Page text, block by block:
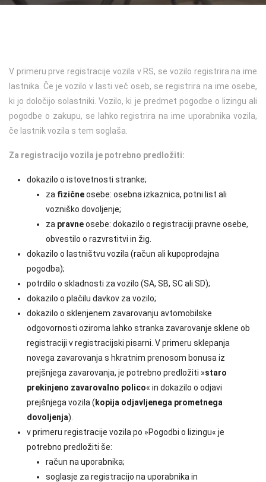
Kabrioleti in roadsterji
Električna vozila
Lahka dostavna vozila
Električna lahka dostavna vozila
Vozila na zalogi
Eko vozila
Vozila na zalogi
Vozila na zalogi
Kompaktni
SUV
Družinski
Gospodarsko vozilo
Vozila na zalogi
Servis vozil Jeep
Servis vozil Mazda
Servis vozil Peugeot
Zamenjava registrskih tablic in naročilo ponovljenih (3
registrska)
Prometno dovoljenje
Sprememba lastništva
Odjava vozila
Deponiranje tablic
Izdaja preizkusnih tablic
V primeru prve registracije vozila v RS, se vozilo registrira na ime
lastnika. Če je vozilo v lasti več oseb, se registrira na ime osebe,
ki jo določijo solastniki. Vozilo, ki je predmet pogodbe o lizingu ali
pogodbe o zakupu, se lahko registrira na ime uporabnika vozila,
če lastnik vozila s tem soglaša.
Za registracijo vozila je potrebno predložiti:
dokazilo o istovetnosti stranke;
za fizičneosebe: osebna izkaznica, potni list ali
vozniško dovoljenje;
za pravneosebe: dokazilo o registraciji pravne osebe,
obvestilo o razvrstitvi in žig.
dokazilo o lastništvu vozila (račun ali kupoprodajna
pogodba);
potrdilo o skladnosti za vozilo (SA, SB, SC ali SD);
dokazilo o plačilu davkov za vozilo;
dokazilo o sklenjenem zavarovanju avtomobilske
odgovornosti oziroma lahko stranka zavarovanje sklene ob
registraciji v registracijski pisarni. V primeru sklepanja
novega zavarovanja s hkratnim prenosom bonusa iz
prejšnjega zavarovanja, je potrebno predložiti »staro
prekinjeno zavarovalno polico« in dokazilo o odjavi
prejšnjega vozila ( kopija odjavljenega prometnega
dovoljenja).
v primeru registracije vozila po »Pogodbi o lizingu« je
potrebno predložiti še:
račun na uporabnika;
soglasje za registracijo na uporabnika in